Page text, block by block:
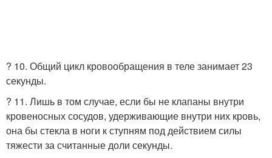
? 10. Общий цикл кровообращения в теле занимает 23
секунды.
? 11. Лишь в том случае, если бы не клапаны внутри
кровеносных сосудов, удерживающие внутри них кровь,
она бы стекла в ноги к ступням под действием силы
тяжести за считанные доли секунды.